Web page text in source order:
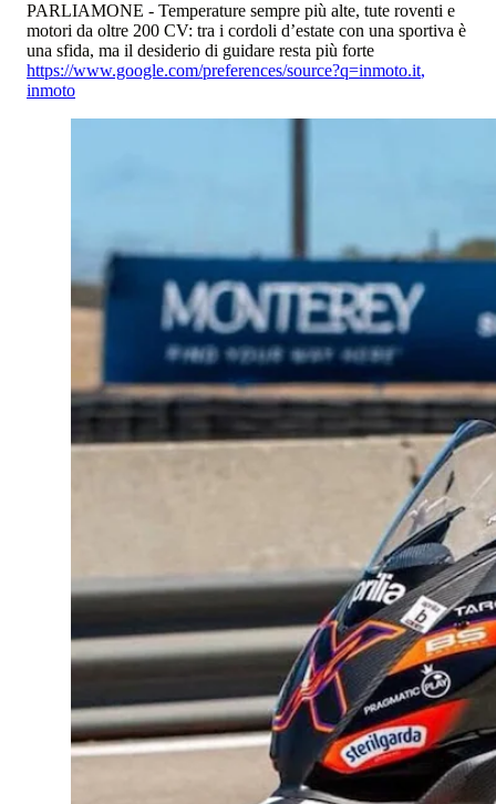
PARLIAMONE - Temperature sempre più alte, tute roventi e
motori da oltre 200 CV: tra i cordoli d’estate con una sportiva è
una sfida, ma il desiderio di guidare resta più forte
https://www.google.com/preferences/source?q=inmoto.it,
inmoto